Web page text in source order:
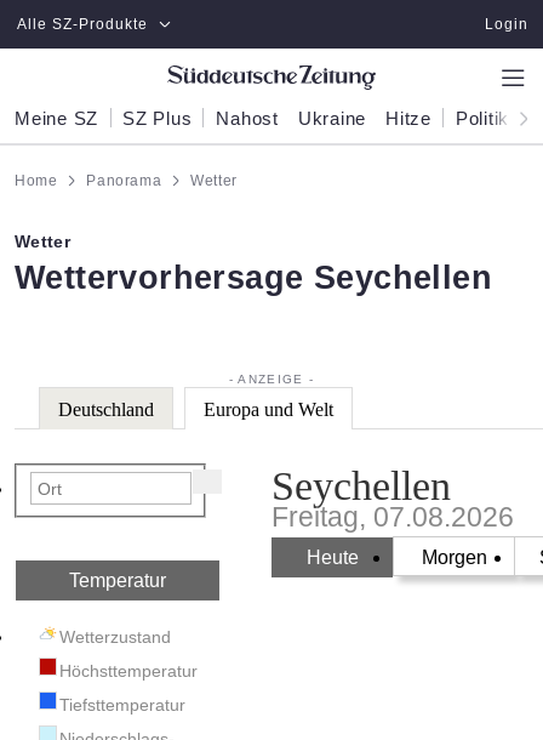
Zum Hauptinhalt springen
Alle SZ-Produkte Login
Meine SZ SZ Plus Nahost Ukraine Hitze Politik
Home Panorama Wetter
Wetter
:
Wettervorhersage Seychellen
Deutschland Europa und Welt
Temperatur
Wetterzustand
Höchsttemperatur
Tiefsttemperatur
Seychellen
Freitag, 07.08.2026
Heute Morgen